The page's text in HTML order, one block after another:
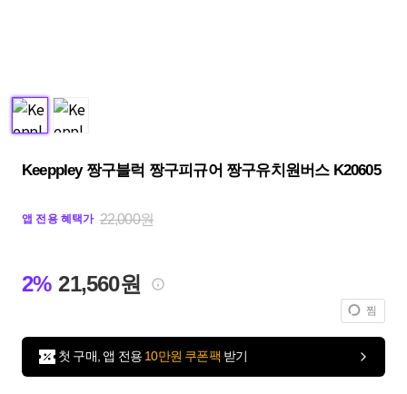
Keeppley 짱구블럭 짱구피규어 짱구유치원버스 K20605
앱 전용 혜택가 22,000원
2% 21,560원
찜
첫 구매, 앱 전용 10만원 쿠폰팩 받기